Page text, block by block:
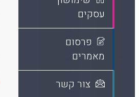
עסקים
פרסום
מאמרים
צור קשר